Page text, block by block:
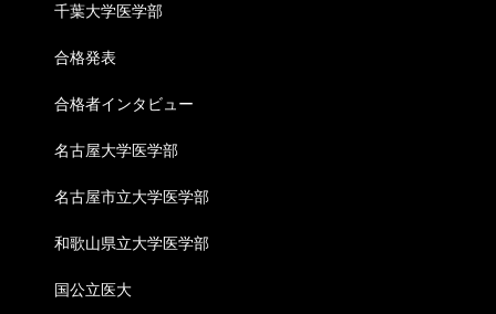
千葉大学医学部
合格発表
合格者インタビュー
名古屋大学医学部
名古屋市立大学医学部
和歌山県立大学医学部
国公立医大